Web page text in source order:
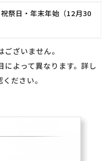
祭日・年末年始（12月30
ざいません。
よって異なります。詳し
ださい。